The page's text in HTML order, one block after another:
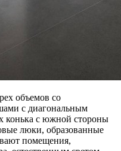
объемов со
с диагональным
конька с южной стороны
люки, образованные
помещения,